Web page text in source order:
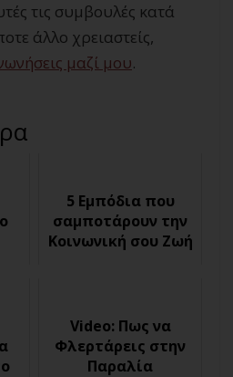
τις συμβουλές κατά
άλλο χρειαστείς,
μαζί μου.
5 Εμπόδια που
σαμποτάρουν την
Κοινωνική σου Ζωή
Video: Πως να
Φλερτάρεις στην
Παραλία